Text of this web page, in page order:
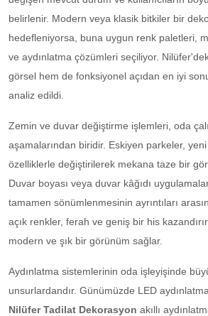
belirlenir. Modern veya klasik bitkiler bir
hedefleniyorsa, buna uygun renk paletleri,
ve aydınlatma çözümleri seçiliyor.
görsel hem de fonksiyonel açıdan en iyi
analiz edildi.
Zemin ve duvar değiştirme işlemleri, oda
aşamalarından biridir. Eskiyen parkeler, yeni
özelliklerle değiştirilerek mekana taze bir
Duvar boyası veya duvar kâğıdı
tamamen sönümlenmesinin ayrıntıları
açık renkler, ferah ve geniş bir his
modern ve şık bir görünüm sağlar.
Aydınlatma sistemlerinin oda işleyişinde
unsurlardandır. Günümüzde LED
Nilüfer Tadilat Dekorasyon akıllı